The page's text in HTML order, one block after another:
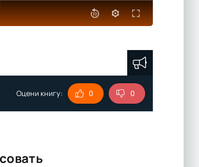
Оцени книгу: 0 0